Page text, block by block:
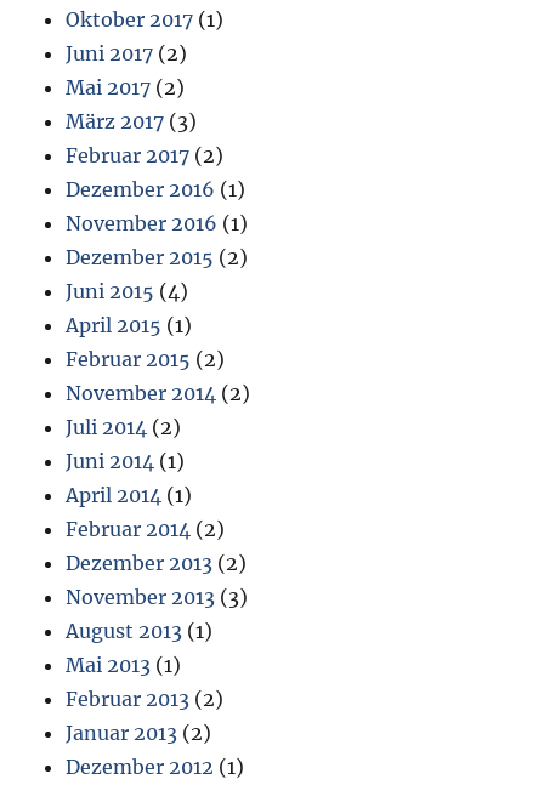
Oktober 2017 (1)
Juni 2017 (2)
Mai 2017 (2)
März 2017 (3)
Februar 2017 (2)
Dezember 2016 (1)
November 2016 (1)
Dezember 2015 (2)
Juni 2015 (4)
April 2015 (1)
Februar 2015 (2)
November 2014 (2)
Juli 2014 (2)
Juni 2014 (1)
April 2014 (1)
Februar 2014 (2)
Dezember 2013 (2)
November 2013 (3)
August 2013 (1)
Mai 2013 (1)
Februar 2013 (2)
Januar 2013 (2)
Dezember 2012 (1)